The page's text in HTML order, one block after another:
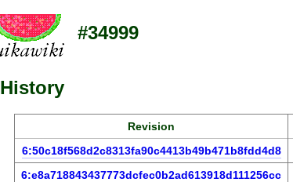
#34999
History
Revision
6:50c18f568d2c8313fa90c4413b49b471b8fdd4d8
6:e8a718843437773dcfec0b2ad613918d111256cc